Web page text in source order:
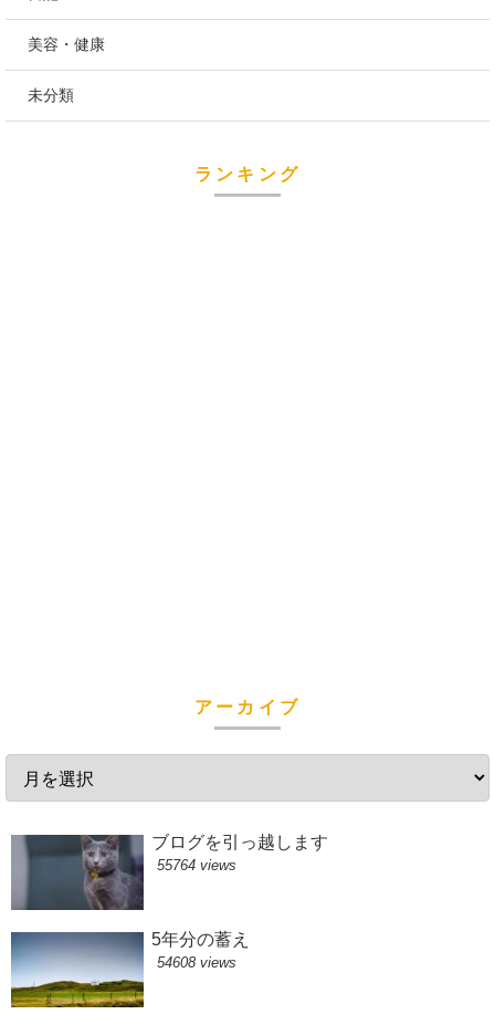
美容・健康
未分類
ランキング
アーカイブ
ブログを引っ越します
55764 views
5年分の蓄え
54608 views